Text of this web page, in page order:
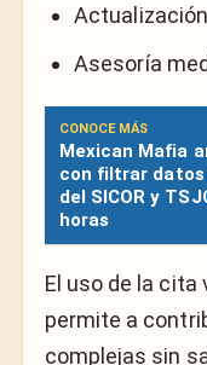
Asesoría
CONOCE MÁS
Mexican Mafia
con filtrar datos
del SICOR y
horas
El uso de la cita
permite a
complejas sin